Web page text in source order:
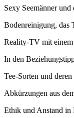
Sexy Seemänner
Bodenreinigung, das
Reality-TV mit
In den
Tee-Sorten und
Abkürzungen aus
Ethik und Anstand in